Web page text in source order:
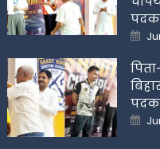
पदक
on
पदक
on